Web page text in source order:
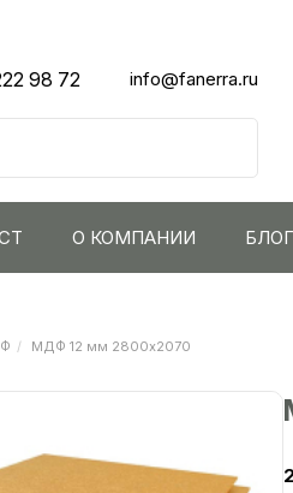
98 72 info@fanerra.ru
О КОМПАНИИ БЛОГ
МДФ 12 мм 2800х2070